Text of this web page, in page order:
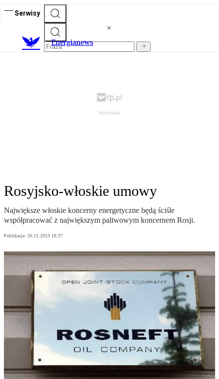
Serwisy
Energianews
Rosyjsko-włoskie umowy
Największe włoskie koncerny energetyczne będą ściśle
współpracować z największym paliwowym koncernem Rosji.
Publikacja: 26.11.2013 18:37